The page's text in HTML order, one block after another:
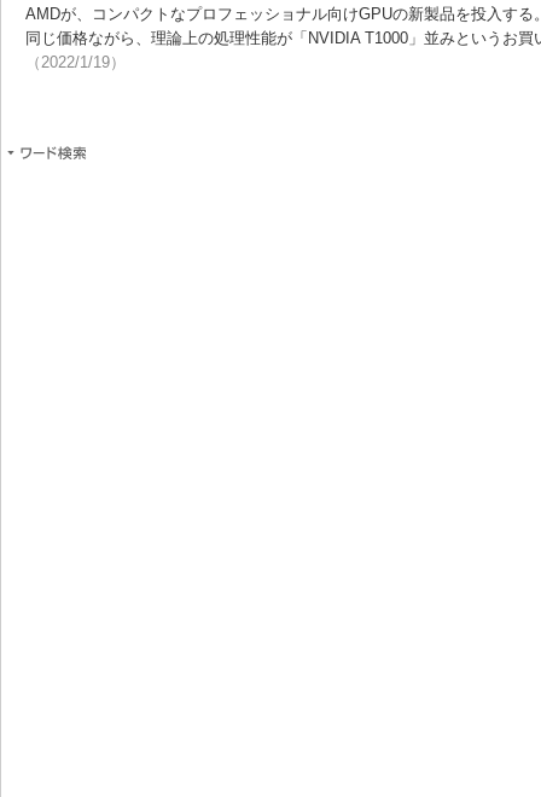
AMDが、コンパクトなプロフェッショナル向けGPUの新製品を投入す
同じ価格ながら、理論上の処理性能が「NVIDIA T1000」並みというお
（2022/1/19）